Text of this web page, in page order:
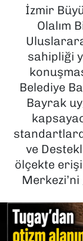
İzmir
Olalım
sahipliği
Belediye
Bayrak
ve
ölçekte
KÜLTÜR
MAGAZİN
POLİTİKA
SAĞLIK
SPOR
YAŞAM
YEREL
Son
Haber